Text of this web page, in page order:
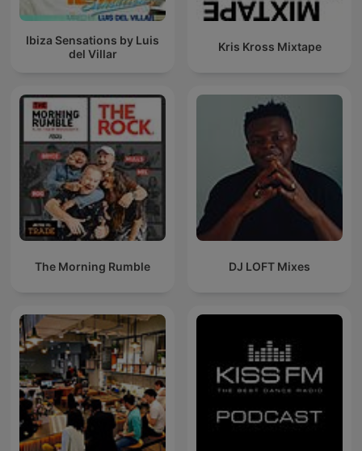
Ibiza Sensations by Luis
del Villar
Kris Kross Mixtape
The Morning Rumble DJ LOFT Mixes